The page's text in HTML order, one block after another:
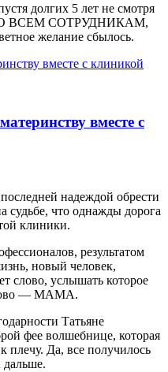
долгих 5 лет не смотря
ВСЕМ СОТРУДНИКАМ,
желание сбылось.
вместе с
надеждой обрести
судьбе, что однажды дорога
клиники.
результатом
новый человек,
слово, услышать которое
— МАМА.
Татьяне
фее волшебнице, которая
плечу. Да, все получилось